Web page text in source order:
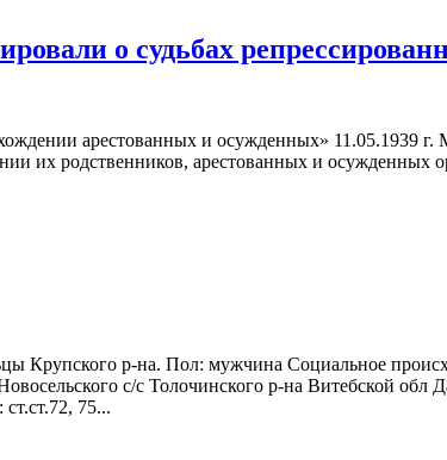
о судьбах
арестованных и осужденных»
их родственников, арестованных и осужденных
р-на. Пол: мужчина Социальное
с/с Толочинского р-на Витебской обл
75...